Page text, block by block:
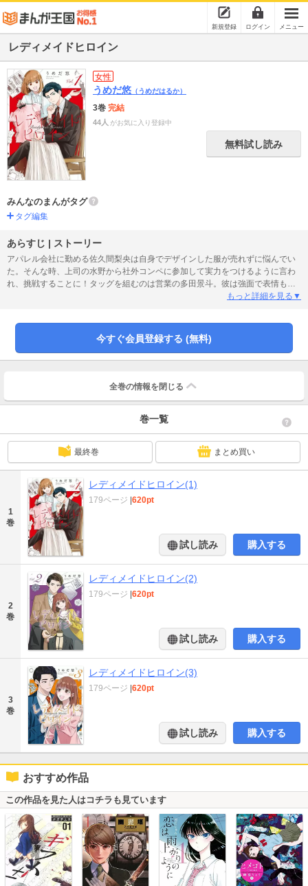
新規登録 ログイン メニュー
レディメイドヒロイン
女性
うめだ悠 （うめだはるか）
3巻 完結
44人 がお気に入り登録中
無料試し読み
みんなのまんがタグ
タグ編集
あらすじ | ストーリー
アパレル会社に勤める佐久間梨央は自身でデザインした服が売れずに悩んでい
た。そんな時、上司の水野から社外コンペに参加して実力をつけるように言わ
れ、挑戦することに！タッグを組むのは営業の多田景斗。彼は強面で表情も少
なく、梨央の苦手なタイプであった…。しかも打ち合わせ初日からダメ出しの
ィ、スタート!※本作品は『レディメイドヒロイン【単話】』（１）～（５）が
もっと詳細を見る▼
今すぐ会員登録する (無料)
全巻の情報を 閉じる
巻一覧
最終巻 まとめ買い
1
巻
レディメイドヒロイン(1)
179ページ |620pt
試し読み 購入する
2
巻
レディメイドヒロイン(2)
179ページ |620pt
試し読み 購入する
3
巻
レディメイドヒロイン(3)
179ページ |620pt
試し読み 購入する
おすすめ作品
この作品を見た人はコチラも見ています